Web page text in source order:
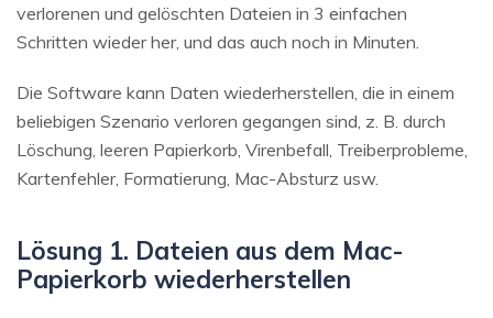
verlorenen und gelöschten Dateien in 3 einfachen
Schritten wieder her, und das auch noch in Minuten.
Die Software kann Daten wiederherstellen, die in einem
beliebigen Szenario verloren gegangen sind, z. B. durch
Löschung, leeren Papierkorb, Virenbefall, Treiberprobleme,
Kartenfehler, Formatierung, Mac-Absturz usw.
Lösung 1. Dateien aus dem Mac-
Papierkorb wiederherstellen